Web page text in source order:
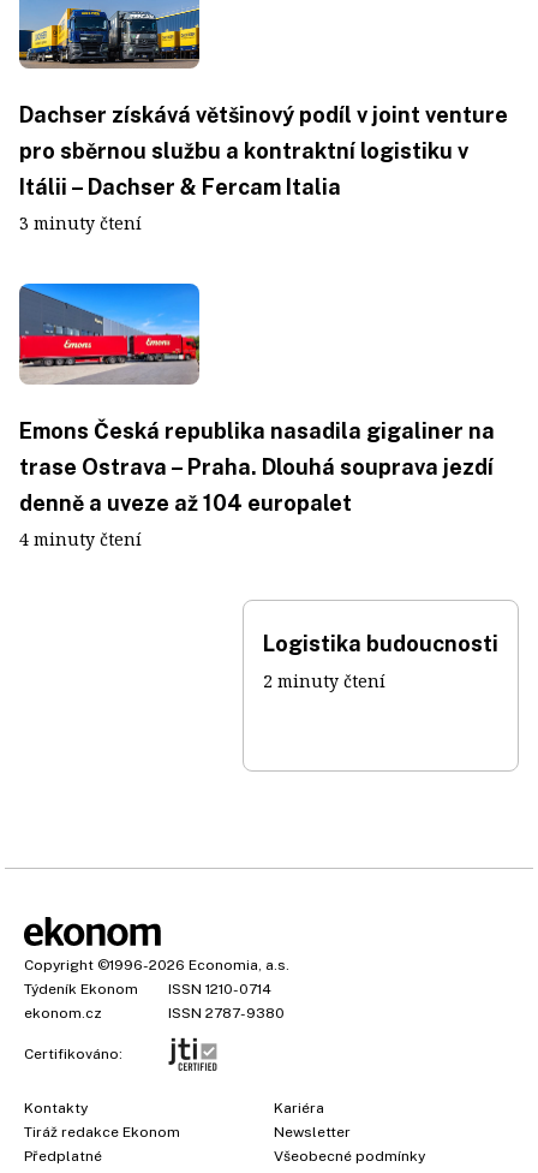
Dachser získává většinový podíl v joint venture
pro sběrnou službu a kontraktní logistiku v
Itálii – Dachser & Fercam Italia
3 minuty čtení
Emons Česká republika nasadila gigaliner na
trase Ostrava – Praha. Dlouhá souprava jezdí
denně a uveze až 104 europalet
4 minuty čtení
Logistika budoucnosti
2 minuty čtení
Copyright ©1996-2026 Economia, a.s.
Týdeník Ekonom
ISSN 1210-0714
ekonom.cz
ISSN 2787-9380
Certifikováno:
Kontakty
Tiráž redakce Ekonom
Předplatné
Kariéra
Newsletter
Všeobecné podmínky